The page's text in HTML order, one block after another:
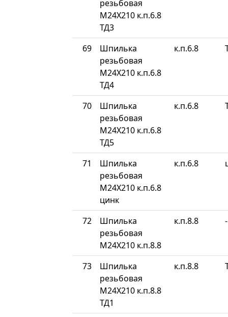
резьбовая
М24Х210 к.п.6.8
ТД3
69
Шпилька
резьбовая
М24Х210 к.п.6.8
ТД4
к.п.6.8
70
Шпилька
резьбовая
М24Х210 к.п.6.8
ТД5
к.п.6.8
71
Шпилька
резьбовая
М24Х210 к.п.6.8
цинк
к.п.6.8
72
Шпилька
резьбовая
М24Х210 к.п.8.8
к.п.8.8 -
73
Шпилька
резьбовая
М24Х210 к.п.8.8
ТД1
к.п.8.8